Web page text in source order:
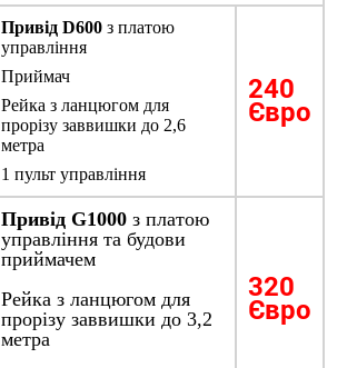
Привід D600 з платою
управління
Приймач
Рейка з ланцюгом для
прорізу заввишки до 2,6
метра
1 пульт управління
240
Євро
Привід G1000 з платою
управління та будови
приймачем
Рейка з ланцюгом для
прорізу заввишки до 3,2
метра
320
Євро